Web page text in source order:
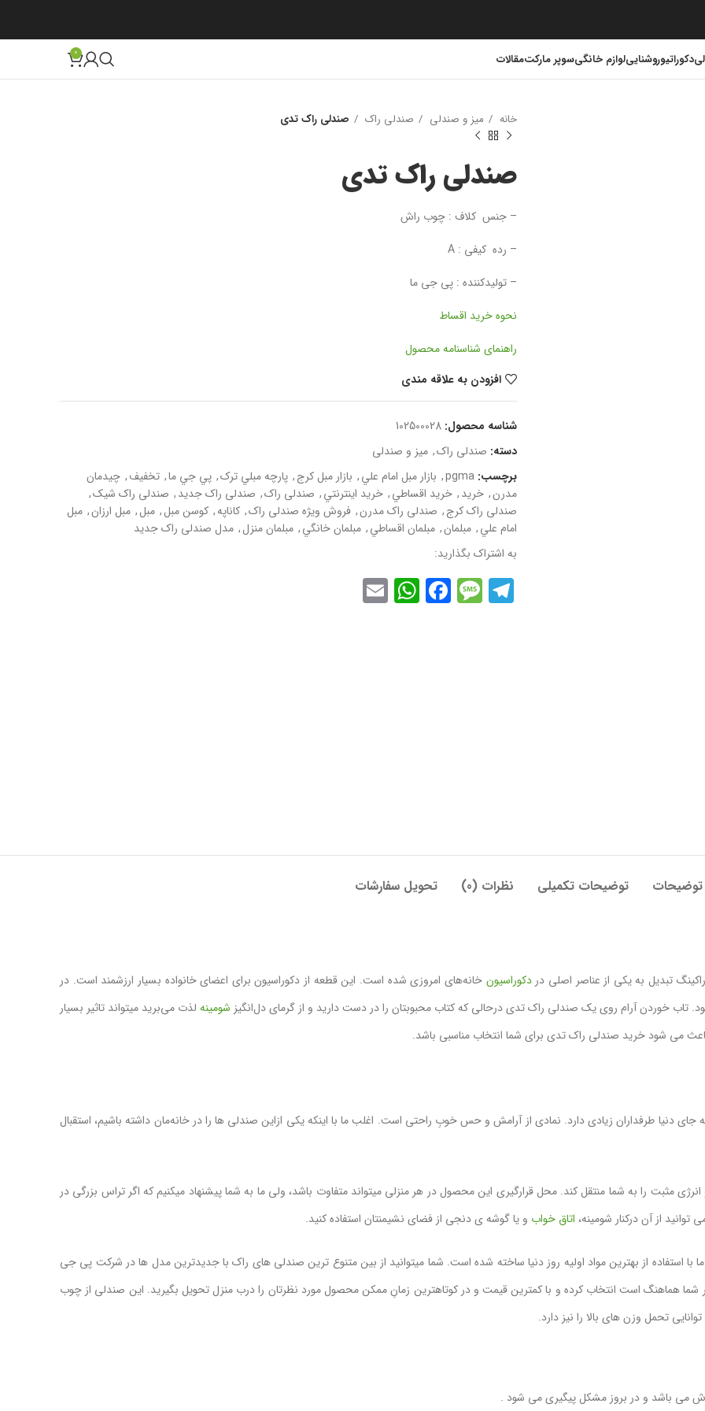
دکوراتیوروشناییلوازم خانگیسوپر مارکتمقالات 0
خانه میز و صندلی صندلی راک صندلی راک تدی
صندلی راک تدی
– جنس کلاف : چوب راش
– رده کیفی : A
– تولیدکننده : پی جی ما
نحوه خرید اقساط
راهنمای شناسنامه محصول
افزودن به علاقه مندی
شناسه محصول: 102500028
دسته: صندلی راک, میز و صندلی
برچسب: pgma
, بازار مبل امام علي, بازار مبل کرج, پارچه مبلي ترک, پي جي ما, تخفيف, چيدمان
مدرن, خريد, خريد اقساطي, خريد اينترنتي, صندلی راک, صندلی راک جديد, صندلی راک شيک,
صندلی راک کرج, صندلی راک مدرن, فروش ويژه صندلی راک, کاناپه, کوسن مبل, مبل, مبل ارزان, مبل
امام علي, مبلمان, مبلمان اقساطي, مبلمان خانگي, مبلمان منزل, مدل صندلی راک جديد
به اشتراک بگذارید:
Telegram
Message
Facebook
WhatsApp
توضیحات توضیحات تکمیلی نظرات (0) تحویل سفارشات
تبدیل به یکی از عناصر اصلی دردکوراسیون خانه‌های امروزی شده است. این قطعه از دکوراسیون برای اعضای خانواده بسیار ارزشمند است. در
تاب خوردن آرام روی یک صندلی راک تدی درحالی ‌که کتاب محبوبتان را در دست دارید و از گرمای دل‌انگیز شومینه لذت می‌برید میتواند تاثیر بسیار
می شود خرید صندلی راک تدی برای شما انتخاب مناسبی باشد.
طرفداران زیادی دارد. نمادی از آرامش و حس خوبِ راحتی است. اغلب ما با اینکه یکی ازاین صندلی ها را در خانه‌مان داشته باشیم، استقبال
مثبت را به شما منتقل کند. محل قرارگیری این محصول در هر منزلی میتواند متفاوت باشد، ولی ما به شما پیشنهاد میکنیم که اگر تراس بزرگی در
از آن درکنار شومینه، اتاق خواب و یا گوشه ی دنجی از فضای نشیمنتان استفاده کنید.
استفاده از بهترین مواد اولیه روز دنیا ساخته شده است. شما میتوانید از بین متنوع ترین صندلی های راک با جدیدترین مدل ها در شرکت پی جی
شما هماهنگ است انتخاب کرده و با کمترین قیمت و در کوتاهترین زمانِ ممکن محصول مورد نظرتان را درب منزل تحویل بگیرید. این صندلی از چوب
تحمل وزن های بالا را نیز دارد.